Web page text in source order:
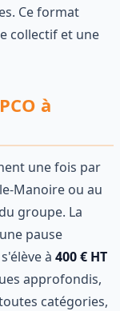
Ce format
collectif et une
à
une fois par
Manoire ou au
groupe. La
pause
à 400 € HT
approfondis,
catégories,